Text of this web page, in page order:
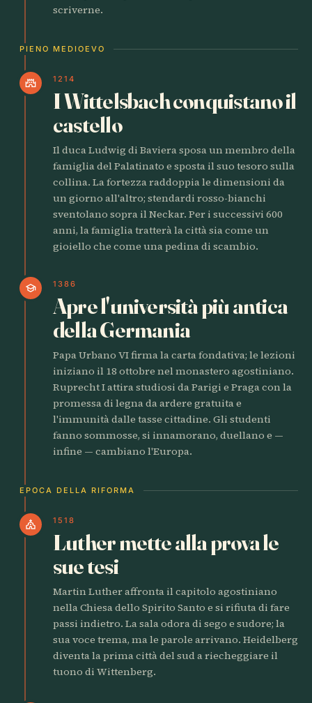
scriverne.
PIENO MEDIOEVO
castle 1214
I Wittelsbach conquistano il
castello
Il duca Ludwig di Baviera sposa un membro della
famiglia del Palatinato e sposta il suo tesoro sulla
collina. La fortezza raddoppia le dimensioni da
un giorno all'altro; stendardi rosso-bianchi
sventolano sopra il Neckar. Per i successivi 600
anni, la famiglia tratterà la città sia come un
gioiello che come una pedina di scambio.
school 1386
Apre l'università più antica
della Germania
Papa Urbano VI firma la carta fondativa; le lezioni
iniziano il 18 ottobre nel monastero agostiniano.
Ruprecht I attira studiosi da Parigi e Praga con la
promessa di legna da ardere gratuita e
l'immunità dalle tasse cittadine. Gli studenti
fanno sommosse, si innamorano, duellano e —
infine — cambiano l'Europa.
EPOCA DELLA RIFORMA
church 1518
Luther mette alla prova le
sue tesi
Martin Luther affronta il capitolo agostiniano
nella Chiesa dello Spirito Santo e si rifiuta di fare
passi indietro. La sala odora di sego e sudore; la
sua voce trema, ma le parole arrivano. Heidelberg
diventa la prima città del sud a riecheggiare il
tuono di Wittenberg.